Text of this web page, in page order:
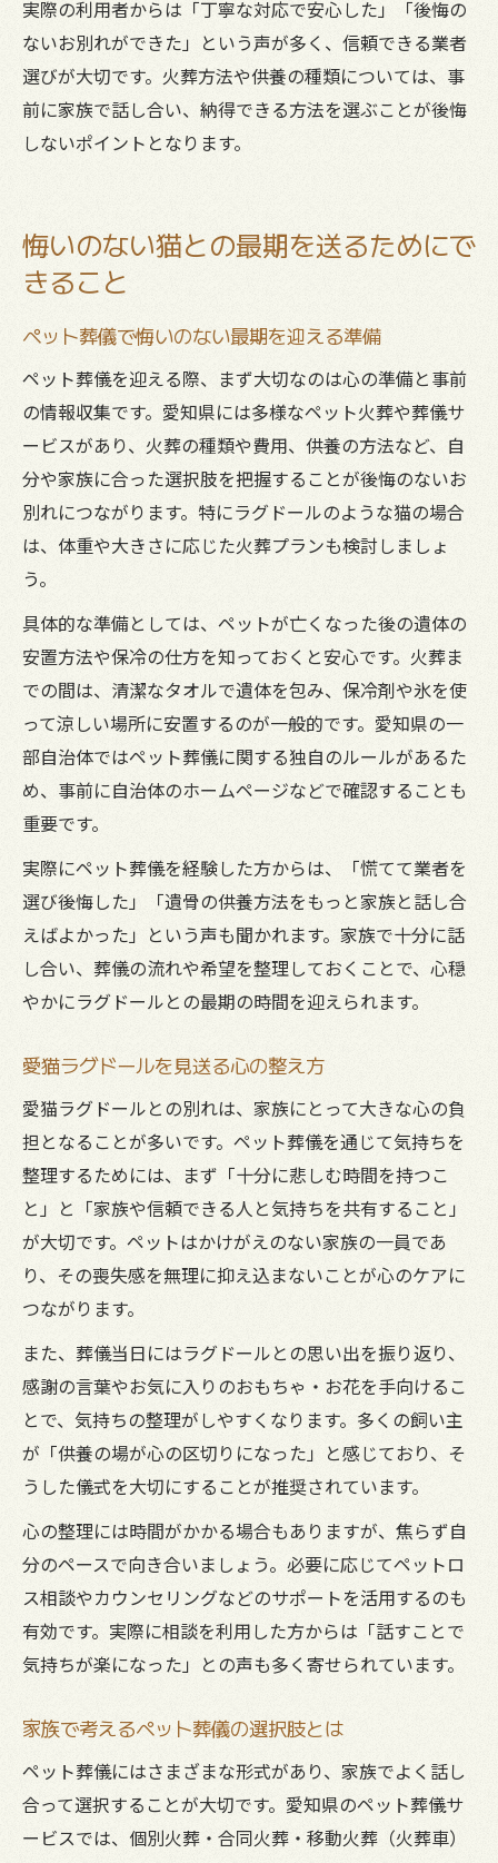
実際の利用者からは「丁寧な対応で安心した」「後悔の
ないお別れができた」という声が多く、信頼できる業者
選びが大切です。火葬方法や供養の種類については、事
前に家族で話し合い、納得できる方法を選ぶことが後悔
しないポイントとなります。
悔いのない猫との最期を送るためにで
きること
ペット葬儀で悔いのない最期を迎える準備
ペット葬儀を迎える際、まず大切なのは心の準備と事前
の情報収集です。愛知県には多様なペット火葬や葬儀サ
ービスがあり、火葬の種類や費用、供養の方法など、自
分や家族に合った選択肢を把握することが後悔のないお
別れにつながります。特にラグドールのような猫の場合
は、体重や大きさに応じた火葬プランも検討しましょ
う。
具体的な準備としては、ペットが亡くなった後の遺体の
安置方法や保冷の仕方を知っておくと安心です。火葬ま
での間は、清潔なタオルで遺体を包み、保冷剤や氷を使
って涼しい場所に安置するのが一般的です。愛知県の一
部自治体ではペット葬儀に関する独自のルールがあるた
め、事前に自治体のホームページなどで確認することも
重要です。
実際にペット葬儀を経験した方からは、「慌てて業者を
選び後悔した」「遺骨の供養方法をもっと家族と話し合
えばよかった」という声も聞かれます。家族で十分に話
し合い、葬儀の流れや希望を整理しておくことで、心穏
やかにラグドールとの最期の時間を迎えられます。
愛猫ラグドールを見送る心の整え方
愛猫ラグドールとの別れは、家族にとって大きな心の負
担となることが多いです。ペット葬儀を通じて気持ちを
整理するためには、まず「十分に悲しむ時間を持つこ
と」と「家族や信頼できる人と気持ちを共有すること」
が大切です。ペットはかけがえのない家族の一員であ
り、その喪失感を無理に抑え込まないことが心のケアに
つながります。
また、葬儀当日にはラグドールとの思い出を振り返り、
感謝の言葉やお気に入りのおもちゃ・お花を手向けるこ
とで、気持ちの整理がしやすくなります。多くの飼い主
が「供養の場が心の区切りになった」と感じており、そ
うした儀式を大切にすることが推奨されています。
心の整理には時間がかかる場合もありますが、焦らず自
分のペースで向き合いましょう。必要に応じてペットロ
ス相談やカウンセリングなどのサポートを活用するのも
有効です。実際に相談を利用した方からは「話すことで
気持ちが楽になった」との声も多く寄せられています。
家族で考えるペット葬儀の選択肢とは
ペット葬儀にはさまざまな形式があり、家族でよく話し
合って選択することが大切です。愛知県のペット葬儀サ
ービスでは、個別火葬・合同火葬・移動火葬（火葬車）